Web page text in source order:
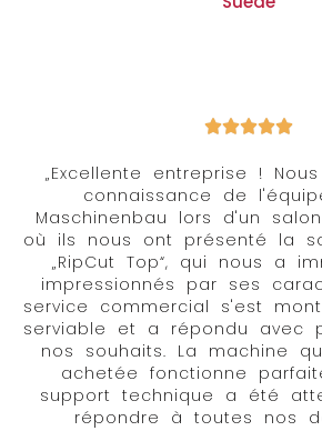
„Excellente entreprise !
connaissance de
Maschinenbau lors d'un
où ils nous ont présenté la
„RipCut Top“, qui nous a
impressionnés par ses
service commercial s'est
serviable et a répondu avec
nos souhaits. La machine
achetée fonctionne
support technique a été
répondre à toutes nos